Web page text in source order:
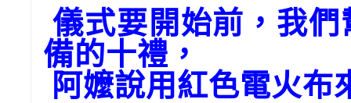
儀式要開始前，我
備的十禮，
阿嬤說用紅色電火布